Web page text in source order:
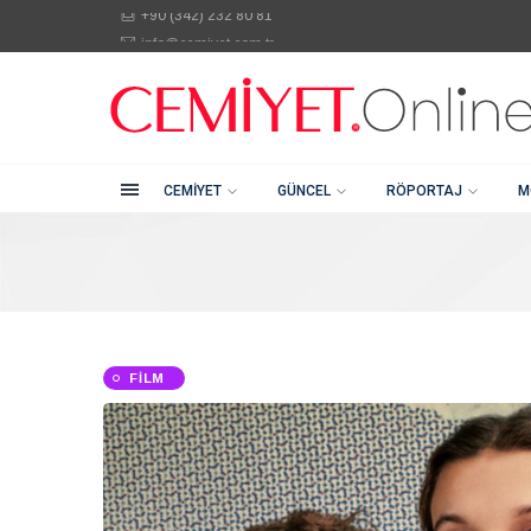
Kategoriler
Cemiyet
Güzellik
Soru Cevap
info@cemiyet.com.tr
Şehitkamil / Gaziantep
+90 (342) 232 80 81
CEMIYET GÜNCEL RÖPORTAJ
FILM